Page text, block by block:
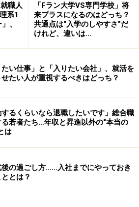
ます。「内定辞退が当然の権利な
いじゃないか」なんて思う方もい
せん。
しかし、ここで注意しなけ
定辞退の自由と、内定辞退によっ
場合の賠償は別問題だということ
自由です。ただし、もし辞める際
かの金銭的な損害を与えれば賠償の
同じ話です。
会社にどのような損害が発生する
人数に余裕を持たせた採用活動を行
費用は会社が負担するお金であっ
ん。強いていうなら、内定後の研
職人
系1
、
「Fラン大学VS専門学校」将
来プラスになるのはどっち？
共通点は“入学のしやすさ”だ
けれど、違いは…
たい仕事」と「入りたい会社」、就活を
たい人が重視するべきはどっち？
するくらいなら退職したいです」総合職
る若者たち…年収と昇進以外の“本当の
は
後の過ごし方……入社までにやっておき
とは？